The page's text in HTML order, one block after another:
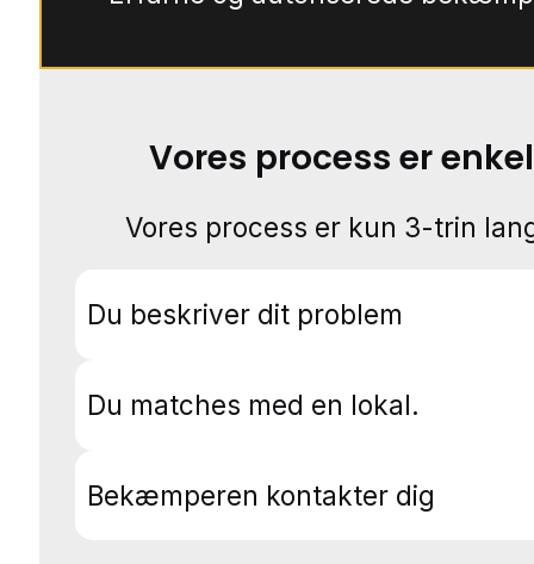
Vores process er enkel
Vores process er kun 3-trin
Du beskriver dit problem
Du matches med en lokal.
Bekæmperen kontakter dig